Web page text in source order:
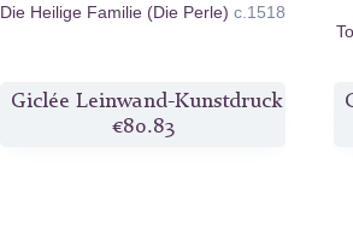
Die Heilige Familie (Die Perle) c.1518
Giclée Leinwand-Kunstdruck
€80.83